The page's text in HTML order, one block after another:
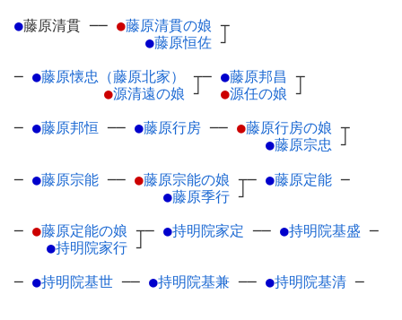
●藤原清貫 ── ●藤原清貫の娘 ┬
●藤原恒佐 ┘
─ ●藤原懐忠（藤原北家）
┬
●源清遠の娘 ┘
─ ●藤原邦昌 ┬
●源任の娘 ┘
─ ●藤原邦恒 ── ●藤原行房 ── ●藤原行房の娘 ┬
●藤原宗忠 ┘
─ ●藤原宗能 ── ●藤原宗能の娘 ┬
●藤原季行 ┘
─ ●藤原定能 ─
─ ●藤原定能の娘 ┬
●持明院家行 ┘
─ ●持明院家定 ── ●持明院基盛 ─
─ ●持明院基世 ── ●持明院基兼 ── ●持明院基清 ─